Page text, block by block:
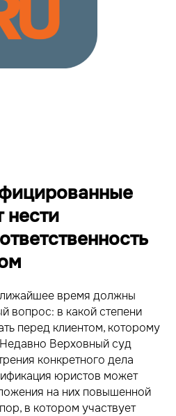
нести
время должны
вопрос: в какой степени
перед клиентом, которому
Верховный суд
конкретного дела
юристов может
на них повышенной
в котором участвует